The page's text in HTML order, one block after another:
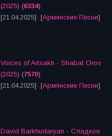
(2025) (6334)
[21.04.2025] [Армянские Песни]
Voices of Artsakh - Shabat Orov
(2025) (7570)
[21.04.2025] [Армянские Песни]
David Barkhudaryan - Сладкое